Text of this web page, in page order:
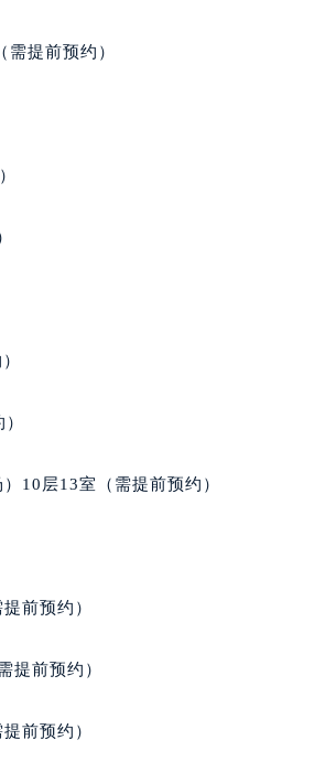
提前预约）
10层13室（需提前预约）
前预约）
提前预约）
前预约）